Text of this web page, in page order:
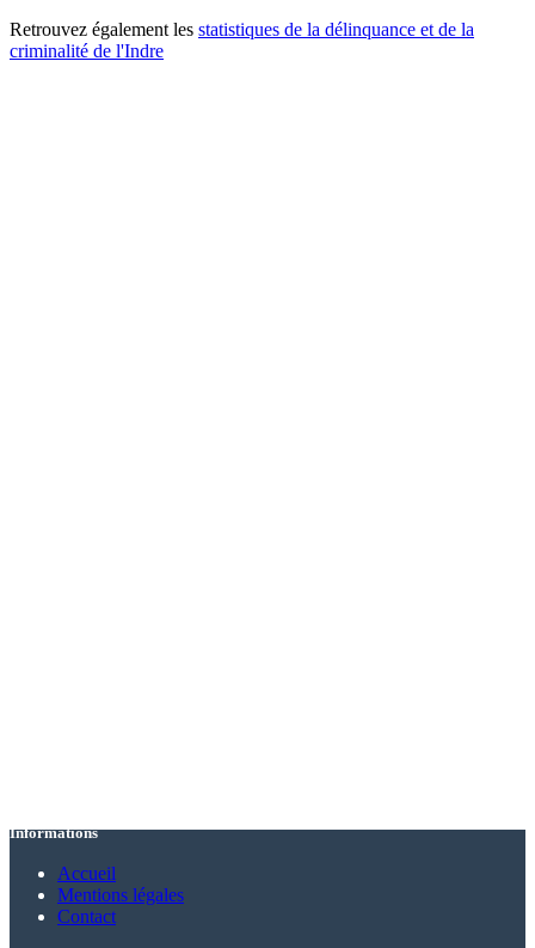
Retrouvez également les statistiques de la délinquance et de la
criminalité de l'Indre
Informations
Accueil
Mentions légales
Contact